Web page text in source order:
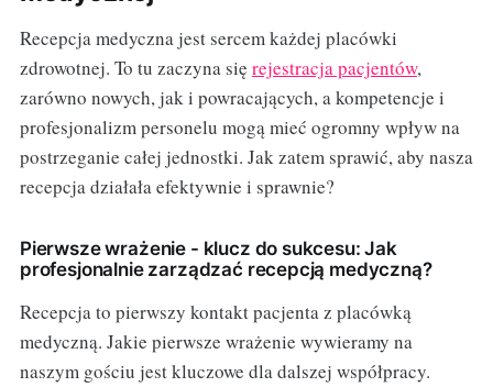
Recepcja medyczna jest sercem każdej placówki
zdrowotnej. To tu zaczyna się rejestracja pacjentów,
zarówno nowych, jak i powracających, a kompetencje i
profesjonalizm personelu mogą mieć ogromny wpływ na
postrzeganie całej jednostki. Jak zatem sprawić, aby nasza
recepcja działała efektywnie i sprawnie?
Pierwsze wrażenie - klucz do sukcesu: Jak
profesjonalnie zarządzać recepcją medyczną?
Recepcja to pierwszy kontakt pacjenta z placówką
medyczną. Jakie pierwsze wrażenie wywieramy na
naszym gościu jest kluczowe dla dalszej współpracy.